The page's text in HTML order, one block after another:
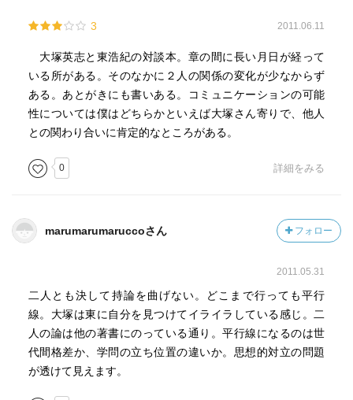
3 2011.06.11
大塚英志と東浩紀の対談本。章の間に長い月日が経って
いる所がある。そのなかに２人の関係の変化が少なからず
ある。あとがきにも書いある。コミュニケーションの可能
性については僕はどちらかといえば大塚さん寄りで、他人
との関わり合いに肯定的なところがある。
0 詳細をみる
marumarumaruccoさん フォロー
2011.05.31
二人とも決して持論を曲げない。どこまで行っても平行
線。大塚は東に自分を見つけてイライラしている感じ。二
人の論は他の著書にのっている通り。平行線になるのは世
代間格差か、学問の立ち位置の違いか。思想的対立の問題
が透けて見えます。